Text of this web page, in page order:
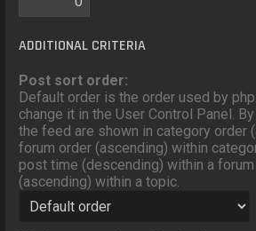
ADDITIONAL CRITERIA
Post sort order:
Default order is the order used by
change it in the User Control Panel.
the feed are shown in category order
forum order (ascending) within
post time (descending) within a
(ascending) within a topic.